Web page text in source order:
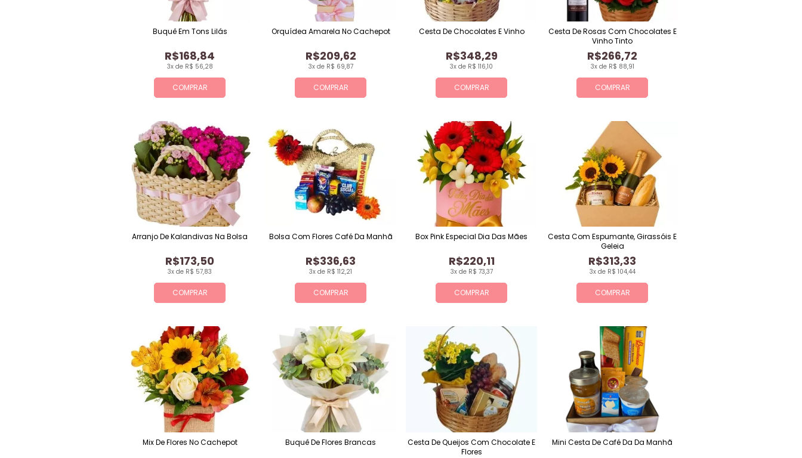
COMPRAR
3x de R$ 56,28
R$168,84
Buquê Em Tons Lilás
COMPRAR
3x de R$ 69,87
R$209,62
Orquídea Amarela No Cachepot
COMPRAR
3x de R$ 116,10
R$348,29
Cesta De Chocolates E Vinho
COMPRAR
3x de R$ 88,91
R$266,72
Cesta De Rosas Com Chocolates E
Vinho Tinto
COMPRAR
3x de R$ 57,83
R$173,50
Arranjo De Kalandivas Na Bolsa
COMPRAR
3x de R$ 112,21
R$336,63
Bolsa Com Flores Café Da Manhã
COMPRAR
3x de R$ 73,37
R$220,11
Box Pink Especial Dia Das Mães
COMPRAR
3x de R$ 104,44
R$313,33
Cesta Com Espumante, Girassóis E
Geleia
Mix De Flores No Cachepot Buquê De Flores Brancas
Cesta De Queijos Com Chocolate E
Flores
Mini Cesta De Café Da Da Manhã